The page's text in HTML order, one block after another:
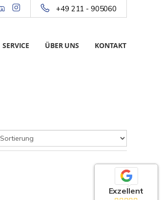
+49 211 - 905060
SERVICE ÜBER UNS KONTAKT
Exzellent